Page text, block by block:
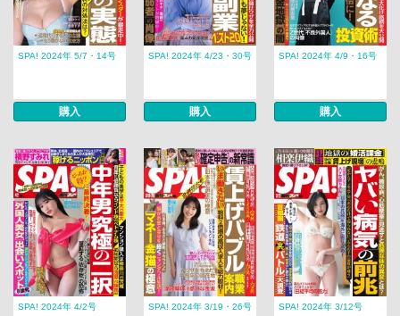
SPA! 2024年 5/7・14号
購入
SPA! 2024年 4/23・30号
購入
SPA! 2024年 4/9・16号
購入
SPA! 2024年 4/2号 SPA! 2024年 3/19・26号 SPA! 2024年 3/12号